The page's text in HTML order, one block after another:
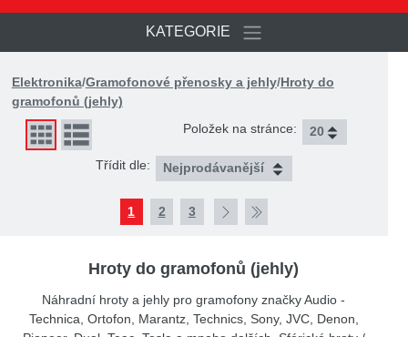
KATEGORIE
Elektronika/Gramofonové přenosky a jehly/Hroty do
gramofonů (jehly)
Položek na stránce:
Třídit dle:
1 2 3
Hroty do gramofonů (jehly)
Náhradní hroty a jehly pro gramofony značky Audio -
Technica, Ortofon, Marantz, Technics, Sony, JVC, Denon,